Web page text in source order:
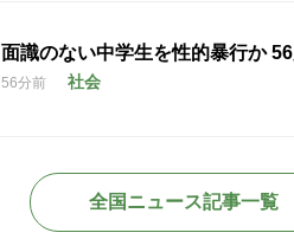
面識のない中学生を性的暴行か
56分前 社会
全国ニュース記事一覧